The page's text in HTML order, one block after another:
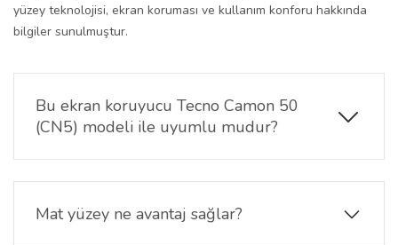
yüzey teknolojisi, ekran koruması ve kullanım konforu hakkında
bilgiler sunulmuştur.
Bu ekran koruyucu Tecno Camon 50
(CN5) modeli ile uyumlu mudur?
Evet. Ürün, Tecno Camon 50 (CN5) modelinin ekran
ölçülerine uygun olarak özel üretilmiştir.
Mat yüzey ne avantaj sağlar?